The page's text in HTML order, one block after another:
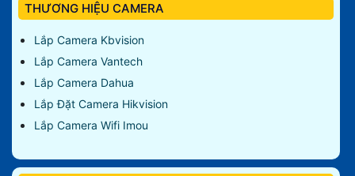
THƯƠNG HIỆU CAMERA
Lắp Camera Kbvision
Lắp Camera Vantech
Lắp Camera Dahua
Lắp Đặt Camera Hikvision
Lắp Camera Wifi Imou